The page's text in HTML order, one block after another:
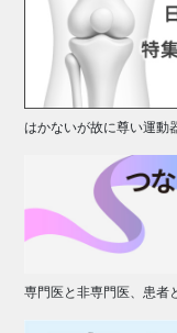
はかないが故に尊い運動
専門医と非専門医、患者